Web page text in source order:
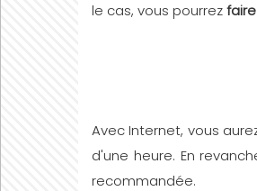
le cas, vous pourrez
Avec Internet, vous
d'une heure. En
recommandée.